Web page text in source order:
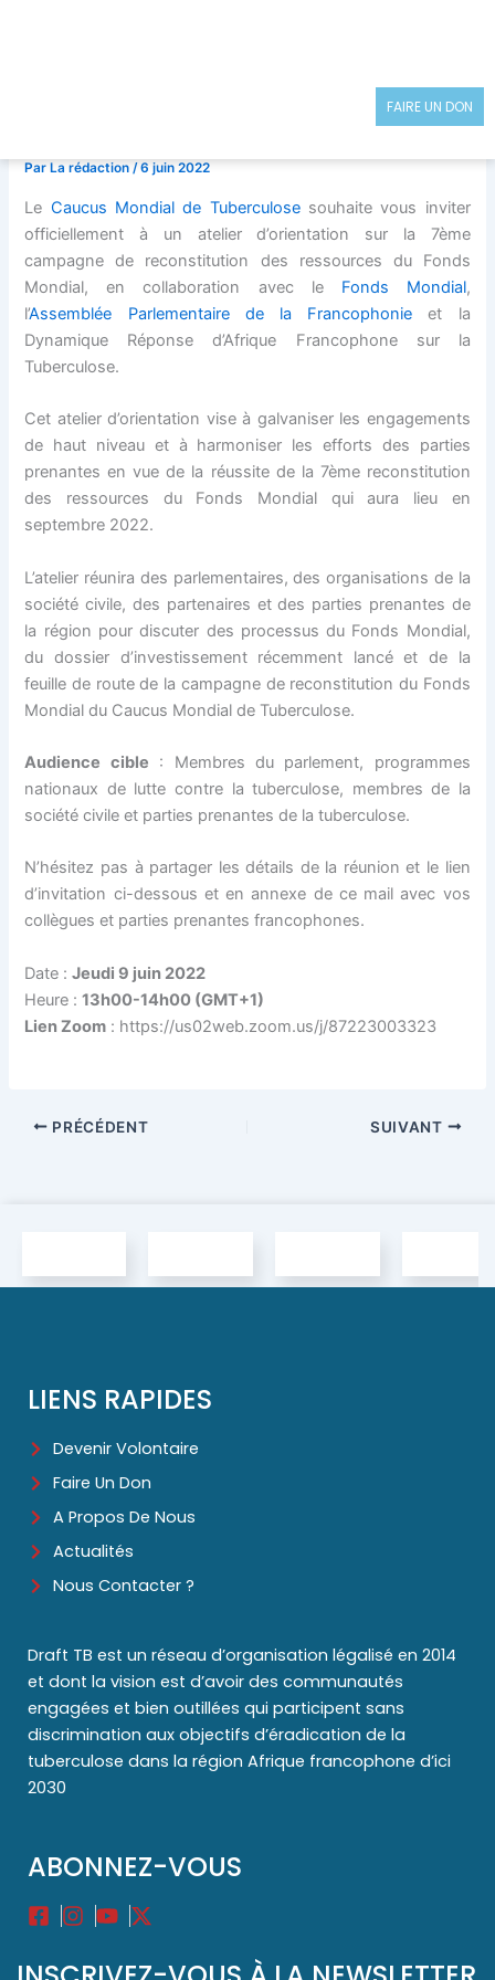
FAIRE UN DON
Par La rédaction/6 juin 2022
Le Caucus Mondial de Tuberculosesouhaite vous inviter
officiellement à un atelier d’orientation sur la 7ème
campagne de reconstitution des ressources du Fonds
Mondial, en collaboration avec le Fonds Mondial,
l’Assemblée Parlementaire de la Francophonie et la
Dynamique Réponse d’Afrique Francophone sur la
Tuberculose.
Cet atelier d’orientation vise à galvaniser les engagements
de haut niveau et à harmoniser les efforts des parties
prenantes en vue de la réussite de la 7ème reconstitution
des ressources du Fonds Mondial qui aura lieu en
septembre 2022.
L’atelier réunira des parlementaires, des organisations de la
société civile, des partenaires et des parties prenantes de
la région pour discuter des processus du Fonds Mondial,
du dossier d’investissement récemment lancé et de la
feuille de route de la campagne de reconstitution du Fonds
Mondial du Caucus Mondial de Tuberculose.
Audience cible : Membres du parlement, programmes
nationaux de lutte contre la tuberculose, membres de la
société civile et parties prenantes de la tuberculose.
N’hésitez pas à partager les détails de la réunion et le lien
d’invitation ci-dessous et en annexe de ce mail avec vos
collègues et parties prenantes francophones.
Date :Jeudi 9 juin 2022
Heure :13h00-14h00 (GMT+1)
Lien Zoom : https://us02web.zoom.us/j/87223003323
PRÉCÉDENT SUIVANT
LIENS RAPIDES
Devenir Volontaire
Faire Un Don
A Propos De Nous
Actualités
Nous Contacter ?
Draft TB est un réseau d’organisation légalisé en 2014
et dont la vision est d’avoir des communautés
engagées et bien outillées qui participent sans
discrimination aux objectifs d’éradication de la
tuberculose dans la région Afrique francophone d’ici
2030
ABONNEZ-VOUS